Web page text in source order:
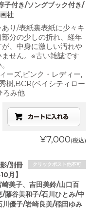
子付き/ソングブック付き/
社
り/表紙裏表紙に少々キ
分の少しの折れ、経年
、中身に激しい汚れや
せん。※古い雑誌です
ーズ,ピンク・レディー,
樹,BCR(ベイシティロー
ろみ他
¥7,000(税込)
クリックポスト他不可
/別冊
月】
美子、吉田美鈴/山口百
藤谷美和子/石川ひとみ/中
優子/岩崎良美/稲田ゆみ